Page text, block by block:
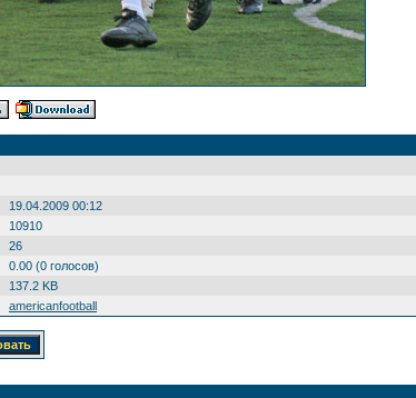
19.04.2009 00:12
10910
26
0.00 (0 голосов)
137.2 KB
americanfootball